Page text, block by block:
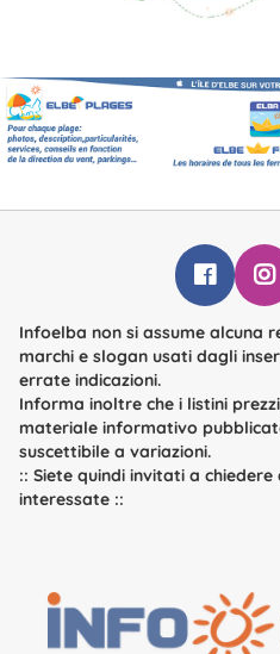
Infoelba
Infoelba non si assume alcuna
marchi e slogan usati dagli
errate indicazioni.
Informa inoltre che i listini
materiale informativo
suscettibile a variazioni.
:: Siete quindi invitati a
interessate ::